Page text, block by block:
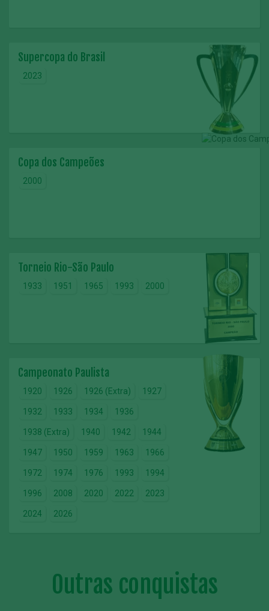
Supercopa do Brasil
2023
Copa dos Campeões
2000
Torneio Rio-São Paulo
1933 1951 1965 1993 2000
Campeonato Paulista
1920 1926 1926 (Extra) 1927
1932 1933 1934 1936
1938 (Extra) 1940 1942 1944
1947 1950 1959 1963 1966
1972 1974 1976 1993 1994
1996 2008 2020 2022 2023
2024 2026
Outras conquistas